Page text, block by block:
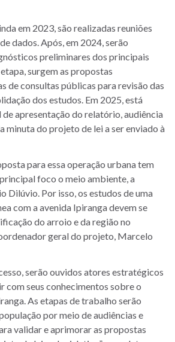
em 2023, são realizadas reuniões
dados. Após, em 2024, serão
preliminares dos principais
surgem as propostas
de consultas públicas para revisão das
dos estudos. Em 2025, está
apresentação do relatório, audiência
minuta do projeto de lei a ser enviado à
para essa operação urbana tem
foco o meio ambiente, a
Dilúvio. Por isso, os estudos de uma
com a avenida Ipiranga devem se
do arroio e da região no
geral do projeto, Marcelo
serão ouvidos atores estratégicos
com seus conhecimentos sobre o
As etapas de trabalho serão
por meio de audiências e
validar e aprimorar as propostas